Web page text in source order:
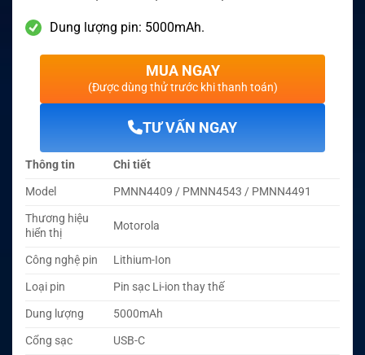
Dung lượng pin: 5000mAh.
MUA NGAY
(Được dùng thử trước khi thanh toán)
TƯ VẤN NGAY
Thông tin
Chi tiết
Model
PMNN4409 / PMNN4543 / PMNN4491
Thương hiệu
hiển thị
Motorola
Công nghệ pin
Lithium-Ion
Loại pin
Pin sạc Li-ion thay thế
Dung lượng
5000mAh
Cổng sạc
USB-C